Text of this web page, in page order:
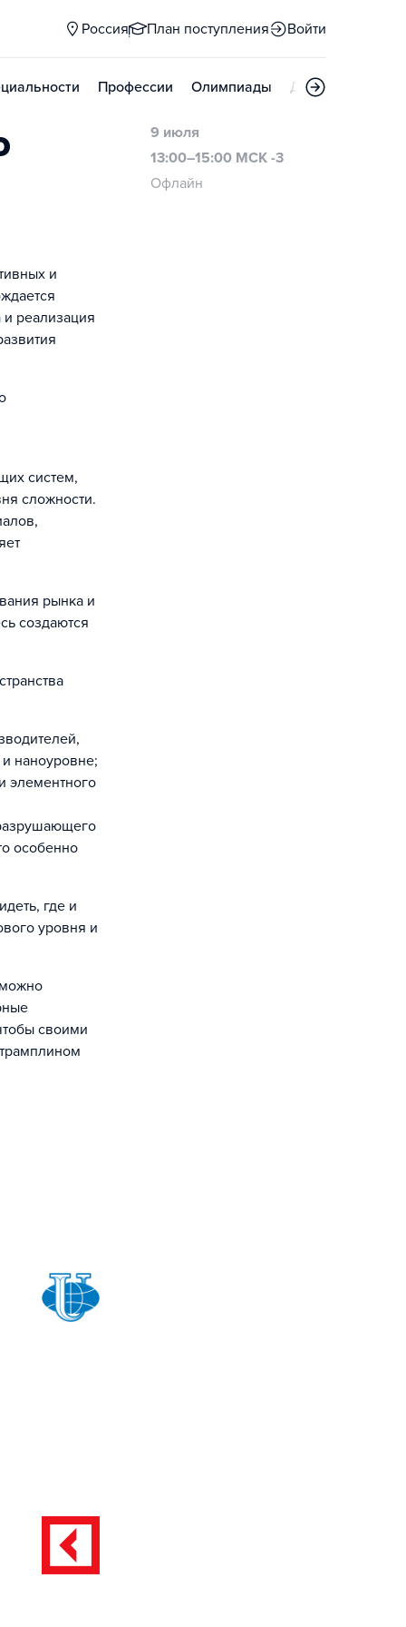
Россия План поступления Войти
Профессии Олимпиады Дни открытых
и
реализация
систем,
сложности.
рынка и
создаются
наноуровне;
элементного
особенно
где и
уровня и
своими
9 июля
13:00–15:00 МСК -3
Офлайн